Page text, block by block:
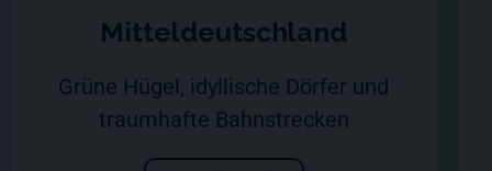
Mitteldeutschland
Grüne Hügel, idyllische Dörfer und
traumhafte Bahnstrecken